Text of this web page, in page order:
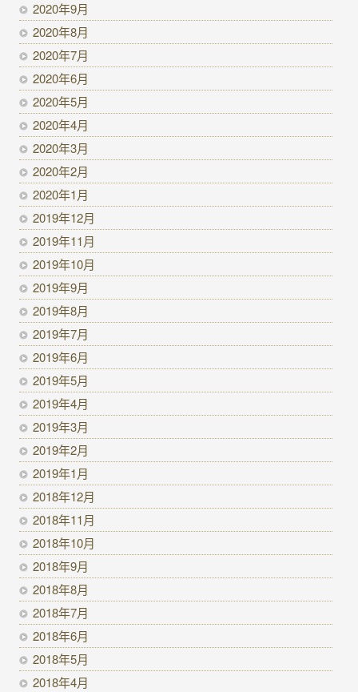
2020年9月
2020年8月
2020年7月
2020年6月
2020年5月
2020年4月
2020年3月
2020年2月
2020年1月
2019年12月
2019年11月
2019年10月
2019年9月
2019年8月
2019年7月
2019年6月
2019年5月
2019年4月
2019年3月
2019年2月
2019年1月
2018年12月
2018年11月
2018年10月
2018年9月
2018年8月
2018年7月
2018年6月
2018年5月
2018年4月